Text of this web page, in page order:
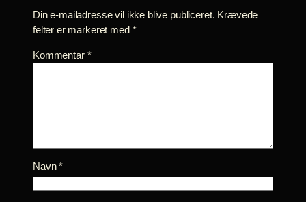
Din e-mailadresse vil ikke blive publiceret. Krævede
felter er markeret med *
Kommentar *
Navn*